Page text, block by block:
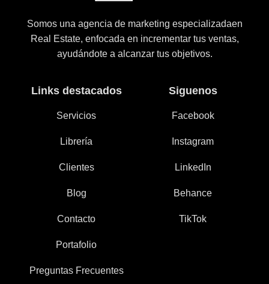
Somos una agencia de marketing especializadaen
Real Estate, enfocada en incrementar tus ventas,
ayudándote a alcanzar tus objetivos.
Links destacados
Servicios
Librería
Clientes
Blog
Contacto
Portafolio
Preguntas Frecuentes
Siguenos
Facebook
Instagram
LinkedIn
Behance
TikTok